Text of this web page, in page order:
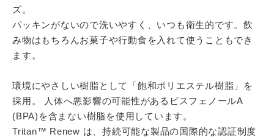
ズ。
パッキンがないので洗いやすく、いつも衛生的です。飲
み物はもちろんお菓子や行動食を入れて使うこともでき
ます。
環境にやさしい樹脂として「飽和ポリエステル樹脂」を
採用。 人体へ悪影響の可能性があるビスフェノールA
(BPA)を含まない樹脂を使用しています。
Tritan™ Renew は、持続可能な製品の国際的な認証制度